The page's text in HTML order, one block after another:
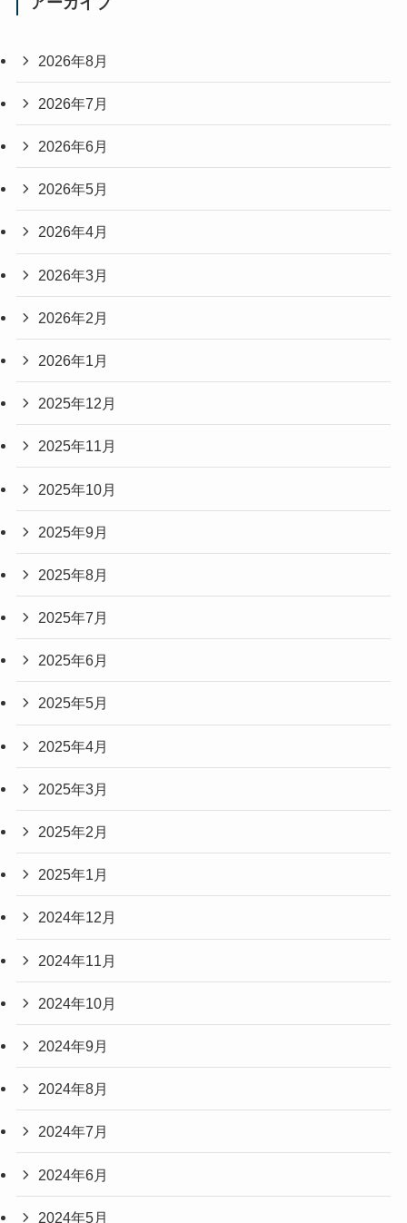
2026年8月
2026年7月
2026年6月
2026年5月
2026年4月
2026年3月
2026年2月
2026年1月
2025年12月
2025年11月
2025年10月
2025年9月
2025年8月
2025年7月
2025年6月
2025年5月
2025年4月
2025年3月
2025年2月
2025年1月
2024年12月
2024年11月
2024年10月
2024年9月
2024年8月
2024年7月
2024年6月
2024年5月